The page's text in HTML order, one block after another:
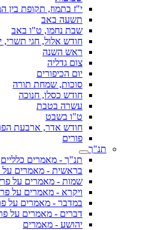
י"ז בתמוז, תקופת בין
תשעה באב
שבת נחמו, ט"ו באב
חודש אלול, חגי תשרי,
ראש השנה
צום גדליה
יום הכיפורים
סוכות, שמחת תורה
חודש כסלו, חנוכה
עשרה בטבת
ט"ו בשבט
חודש אדר, ארבעת
פורים
תנ"ך
תנ"ך - מאמרים
בראשית - מאמרים
שמות - מאמרים על
ויקרא - מאמרים על
במדבר - מאמרים על
דברים - מאמרים על
יהושע - מאמרים